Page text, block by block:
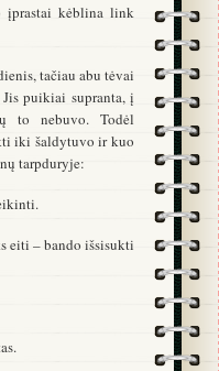
įprastai kėblina link
tačiau abu tėvai
Jis puikiai supranta, į
to nebuvo. Todėl
iki šaldytuvo ir kuo
tarpduryje:
eiti – bando išsisukti